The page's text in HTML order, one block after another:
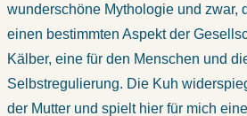
wunderschöne Mythologie und zwar,
einen bestimmten Aspekt der
Kälber, eine für den Menschen und
Selbstregulierung. Die Kuh
der Mutter und spielt hier für mich